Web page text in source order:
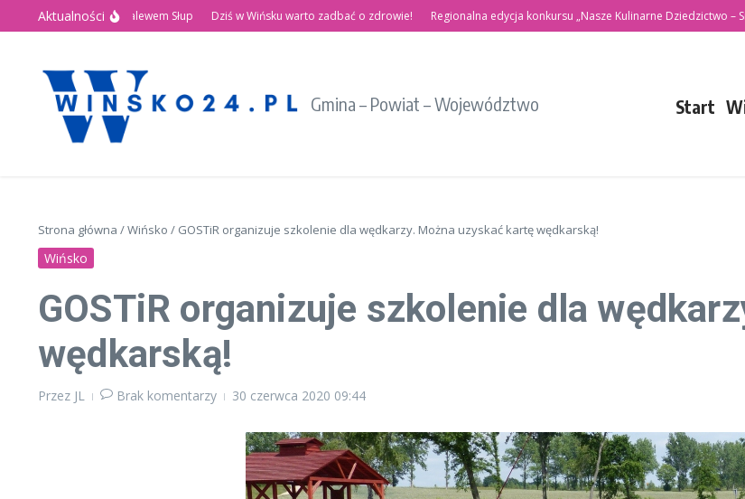
Przejdź do treści
Aktualności
Letnie Święto nad Zalewem Słup Dziś w Wińsku warto zadbać o zdrowie! Regionalna edycja konkursu „Nasze Kulinarne Dziedzictwo – Smaki
Gmina – Powiat – Województwo Start
Strona główna /Wińsko / GOSTiR organizuje szkolenie dla wędkarzy. Można uzyskać kartę wędkarską!
Wińsko
GOSTiR organizuje szkolenie dla
wędkarską!
Przez JL Brak komentarzy 30 czerwca 2020 09:44